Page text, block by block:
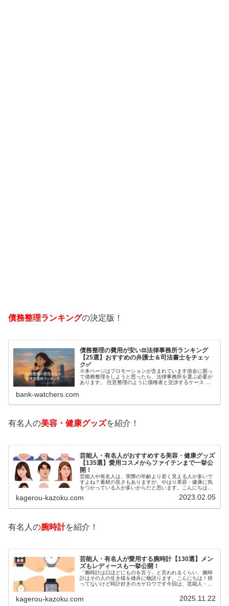
債務整理ランキングの決定版！
債務整理の費用が安い⚖️法律事務所ランキング
【25選】おすすめの弁護士＆司法書士をチェッ
ク✅
※本ページはプロモーションが含まれています借金に困っ
て債務整理をしようと思ったら、法律事務所を選ぶ必要が
あります。 任意整理のように債権者と交渉するケース 自
bank-watchers.com
有名人の美容・健康グッズを紹介！
芸能人・有名人がおすすめする美容・健康グッズ
【135選】愛用コスメからファイテンまで一挙公
開！
芸能人や有名人は、実際の年齢より若く見える人が多いで
すよね？素材の良さもありますが、やはり美容・健康に気
をつかっている人が多いからだと思います。こんにちは！
いるのでしょうか？今回は、芸能人…
kagerou-kazoku.com 2023.02.05
有名人の腕時計を紹介！
芸能人・有名人が愛用する腕時計【130選】メン
ズもレディースも一挙公開！
「腕時計は口ほどにものを言う」と言われるくらい、腕時
計はその人の生き様を雄弁に物語ります。こんにちは！持
ってないけど時計好きのカゲロウです今回は、芸能人・有
kagerou-kazoku.com 2025.11.22